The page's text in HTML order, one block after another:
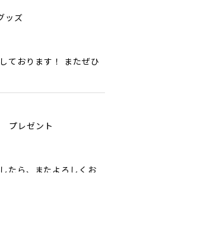
ッズ
ております！ またぜひ
プレゼント
たら、またよろしくお
犬グッズ